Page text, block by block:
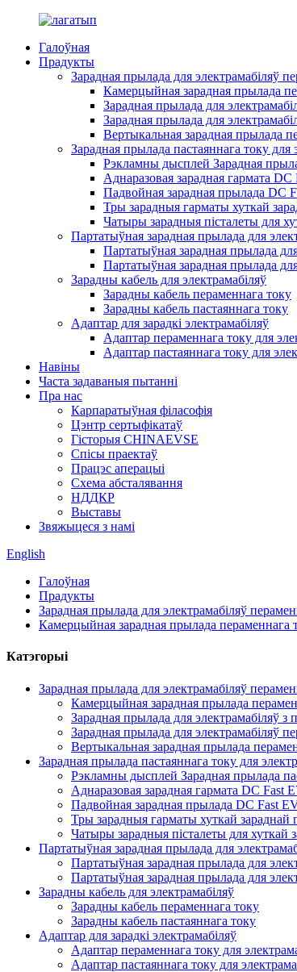
Галоўная
Прадукты
Зарадная прылада для электрамабіляў
Камерцыйная зарадная прылада
Зарадная прылада для
Зарадная прылада для
Вертыкальная зарадная прылада
Зарадная прылада пастаяннага току для
Рэкламны дысплей Зарадная
Аднаразовая зарадная гармата
Падвойная зарадная прылада DC
Тры зарадныя гарматы хуткай
Чатыры зарадныя пісталеты для
Партатыўная зарадная прылада для
Партатыўная зарадная прылада
Партатыўная зарадная прылада
Зарадны кабель для электрамабіляў
Зарадны кабель пераменнага току
Зарадны кабель пастаяннага току
Адаптар для зарадкі электрамабіляў
Адаптар пераменнага току для
Адаптар пастаяннага току для
Навіны
Часта задаваныя пытанні
Пра нас
Карпаратыўная філасофія
Цэнтр сертыфікатаў
Гісторыя CHINAEVSE
Спісы праектаў
Працэс аперацыі
Схема абсталявання
НДДКР
Выставы
Звяжыцеся з намі
English
Галоўная
Прадукты
Зарадная прылада для электрамабіляў
Камерцыйная зарадная прылада пераменнага
Катэгорыі
Зарадная прылада для электрамабіляў
Камерцыйная зарадная прылада
Зарадная прылада для электрамабіляў з
Зарадная прылада для электрамабіляў
Вертыкальная зарадная прылада
Зарадная прылада пастаяннага току для
Рэкламны дысплей Зарадная прылада
Аднаразовая зарадная гармата DC Fast
Падвойная зарадная прылада DC Fast
Тры зарадныя гарматы хуткай зараднай
Чатыры зарадныя пісталеты для хуткай
Партатыўная зарадная прылада для
Партатыўная зарадная прылада для
Партатыўная зарадная прылада для
Зарадны кабель для электрамабіляў
Зарадны кабель пераменнага току
Зарадны кабель пастаяннага току
Адаптар для зарадкі электрамабіляў
Адаптар пераменнага току для
Адаптар пастаяннага току для